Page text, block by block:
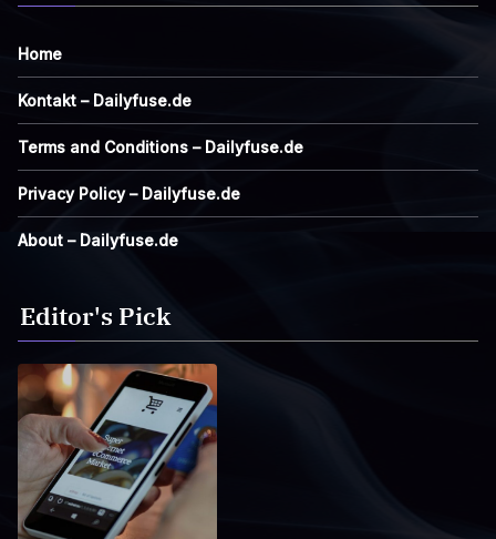
Home
Kontakt – Dailyfuse.de
Terms and Conditions – Dailyfuse.de
Privacy Policy – Dailyfuse.de
About – Dailyfuse.de
Editor's Pick